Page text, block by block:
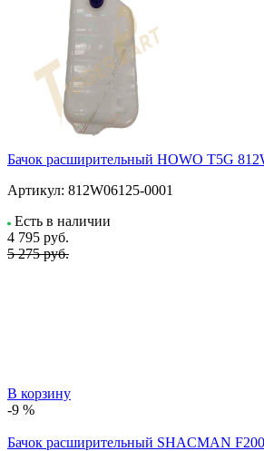
Бачок расширительный HOWO T5G
Артикул: 812W06125-0001
Есть в наличии
4 795 руб.
5 275 руб.
В корзину
-9 %
Бачок расширительный SHACMAN